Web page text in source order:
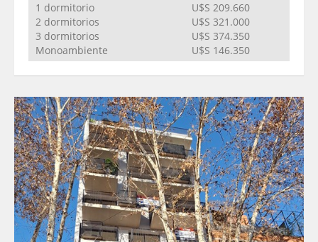
1 dormitorio
U$S 209.660
2 dormitorios
U$S 321.000
3 dormitorios
U$S 374.350
Monoambiente
U$S 146.350